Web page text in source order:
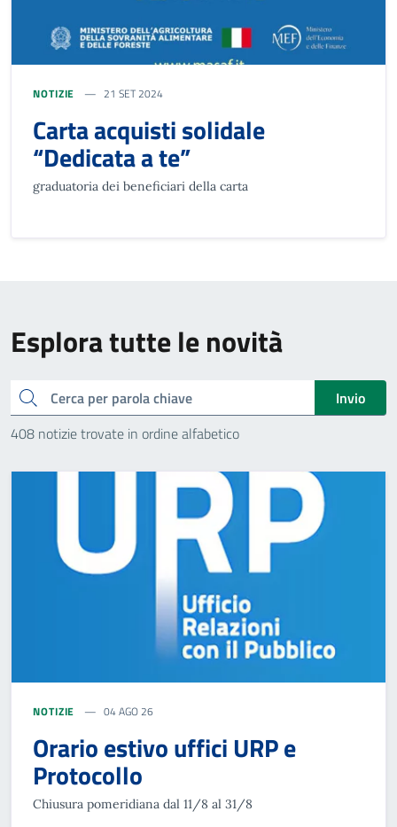
NOTIZIE 21 SET 2024
Carta acquisti solidale
“Dedicata a te”
graduatoria dei beneficiari della carta
Esplora tutte le novità
Cerca
Invio
408 notizie trovate in ordine alfabetico
NOTIZIE 04 AGO 26
Orario estivo uffici URP e
Protocollo
Chiusura pomeridiana dal 11/8 al 31/8